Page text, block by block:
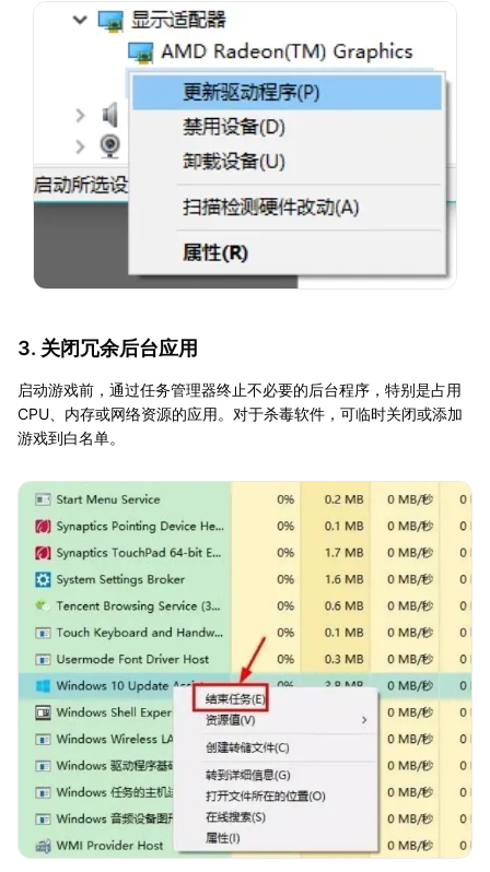
3. 关闭冗余后台应用
启动游戏前，通过任务管理器终止不必要的后台程序，特别是占用
CPU、内存或网络资源的应用。对于杀毒软件，可临时关闭或添加
游戏到白名单。